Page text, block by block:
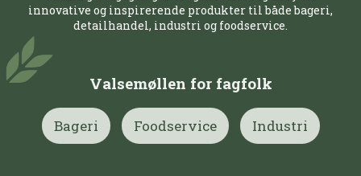
innovative og inspirerende produkter til både bageri,
detailhandel, industri og foodservice.
Valsemøllen for fagfolk
Bageri Foodservice Industri